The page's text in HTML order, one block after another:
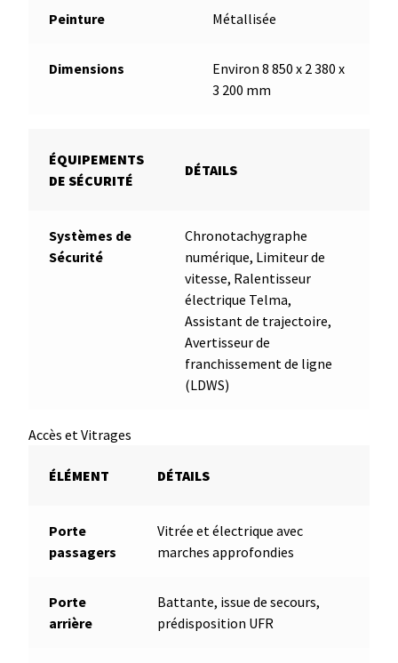
Peinture Métallisée
Dimensions
Environ 8 850 x 2 380 x
3 200 mm
ÉQUIPEMENTS
DE SÉCURITÉ
DÉTAILS
Systèmes de
Sécurité
Chronotachygraphe
numérique, Limiteur de
vitesse, Ralentisseur
électrique Telma,
Assistant de trajectoire,
Avertisseur de
franchissement de ligne
(LDWS)
Accès et Vitrages
ÉLÉMENT DÉTAILS
Porte
passagers
Vitrée et électrique avec
marches approfondies
Porte
arrière
Battante, issue de secours,
prédisposition UFR